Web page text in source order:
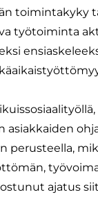
toimintakyky
työtoiminta
ajatus